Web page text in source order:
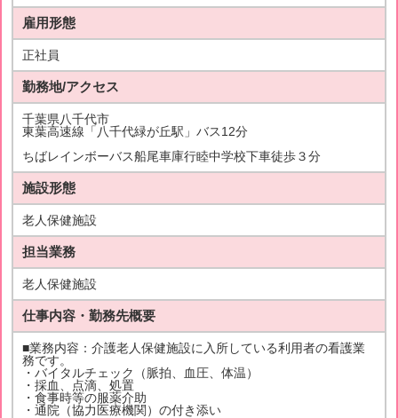
雇用形態
正社員
勤務地/アクセス
千葉県八千代市
東葉高速線「八千代緑が丘駅」バス12分
ちばレインボーバス船尾車庫行睦中学校下車徒歩３分
施設形態
老人保健施設
担当業務
老人保健施設
仕事内容・勤務先概要
■業務内容：介護老人保健施設に入所している利用者の看護業
務です。
・バイタルチェック（脈拍、血圧、体温）
・採血、点滴、処置
・食事時等の服薬介助
・通院（協力医療機関）の付き添い